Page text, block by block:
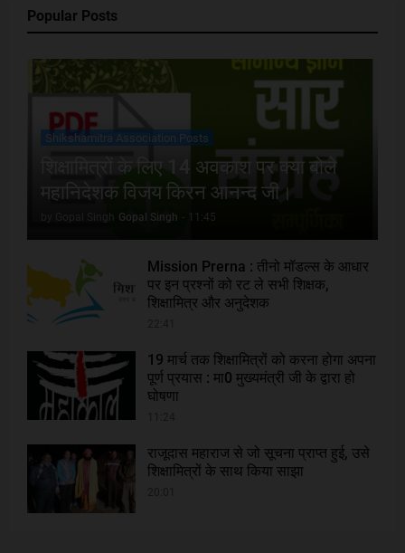
Popular Posts
Shikshamitra Association Posts
शिक्षामित्रों के लिए 14 अवकाश पर क्या बोले
महानिदेशक विजय किरन आनन्द जी।
by Gopal Singh Gopal Singh - 11:45
Mission Prerna : तीनो मॉडल्स के आधार
पर इन प्रश्नों को रट ले सभी शिक्षक,
शिक्षामित्र और अनुदेशक
19 मार्च तक शिक्षामित्रों को करना होगा अपना
पूर्ण प्रयास : मा0 मुख्यमंत्री जी के द्वारा हो
घोषणा
राजूदास महाराज से जो सूचना प्राप्त हुई, उसे
शिक्षामित्रों के साथ किया साझा